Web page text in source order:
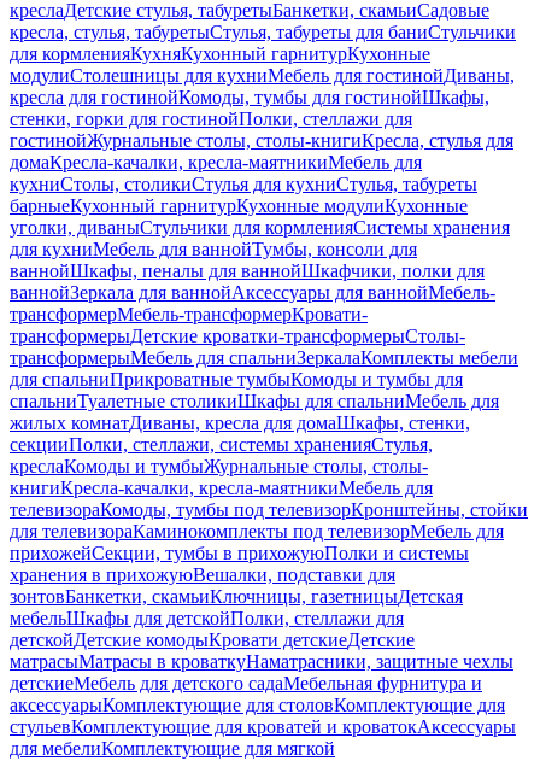
креслаДетские стулья, табуретыБанкетки, скамьиСадовые
кресла, стулья, табуретыСтулья, табуреты для баниСтульчики
для кормленияКухняКухонный гарнитурКухонные
модулиСтолешницы для кухниМебель для гостинойДиваны,
кресла для гостинойКомоды, тумбы для гостинойШкафы,
стенки, горки для гостинойПолки, стеллажи для
гостинойЖурнальные столы, столы-книгиКресла, стулья для
домаКресла-качалки, кресла-маятникиМебель для
кухниСтолы, столикиСтулья для кухниСтулья, табуреты
барныеКухонный гарнитурКухонные модулиКухонные
уголки, диваныСтульчики для кормленияСистемы хранения
для кухниМебель для ваннойТумбы, консоли для
ваннойШкафы, пеналы для ваннойШкафчики, полки для
ваннойЗеркала для ваннойАксессуары для ваннойМебель-
трансформерМебель-трансформерКровати-
трансформерыДетские кроватки-трансформерыСтолы-
трансформерыМебель для спальниЗеркалаКомплекты мебели
для спальниПрикроватные тумбыКомоды и тумбы для
спальниТуалетные столикиШкафы для спальниМебель для
жилых комнатДиваны, кресла для домаШкафы, стенки,
секцииПолки, стеллажи, системы храненияСтулья,
креслаКомоды и тумбыЖурнальные столы, столы-
книгиКресла-качалки, кресла-маятникиМебель для
телевизораКомоды, тумбы под телевизорКронштейны, стойки
для телевизораКаминокомплекты под телевизорМебель для
прихожейСекции, тумбы в прихожуюПолки и системы
хранения в прихожуюВешалки, подставки для
зонтовБанкетки, скамьиКлючницы, газетницыДетская
мебельШкафы для детскойПолки, стеллажи для
детскойДетские комодыКровати детскиеДетские
матрасыМатрасы в кроваткуНаматрасники, защитные чехлы
детскиеМебель для детского садаМебельная фурнитура и
аксессуарыКомплектующие для столовКомплектующие для
стульевКомплектующие для кроватей и кроватокАксессуары
для мебелиКомплектующие для мягкой